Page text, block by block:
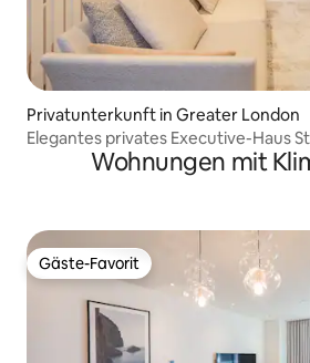
Privatunterkunft in Greater London
Elegantes privates Executive-Haus
Wohnungen mit
Gäste-Favorit
Gäste-Favorit